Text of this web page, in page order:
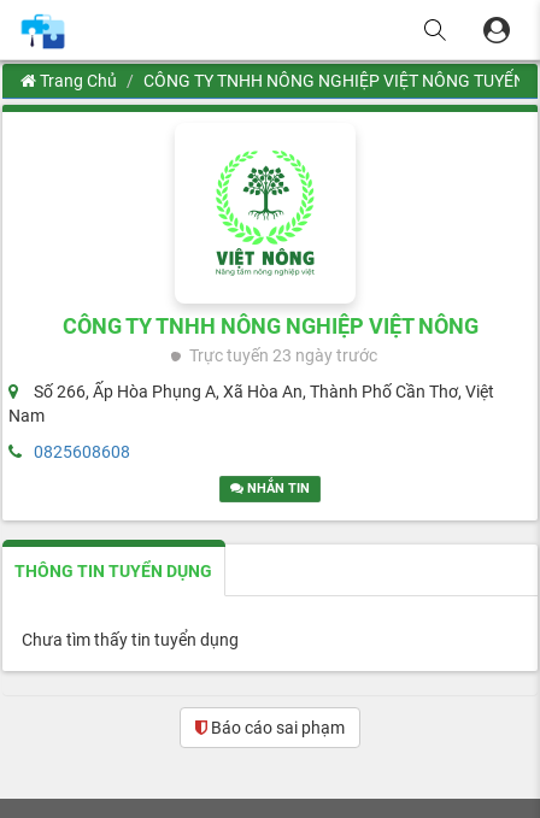
Trang Chủ CÔNG TY TNHH NÔNG NGHIỆP VIỆT NÔNG TUYỂN
CÔNG TY TNHH NÔNG NGHIỆP VIỆT NÔNG
Trực tuyến 23 ngày trước
Số 266, Ấp Hòa Phụng A, Xã Hòa An, Thành Phố Cần Thơ, Việt
Nam
0825608608
NHẮN TIN
THÔNG TIN TUYỂN DỤNG
Chưa tìm thấy tin tuyển dụng
Báo cáo sai phạm